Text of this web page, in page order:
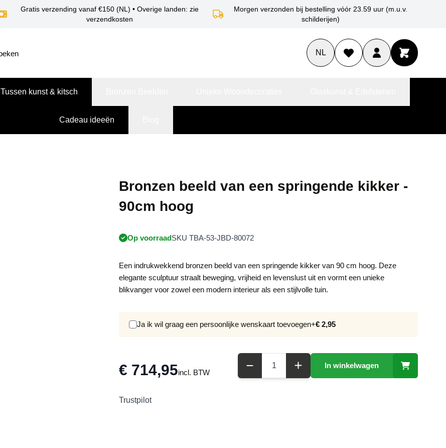
Gratis verzending vanaf €150 (NL) • Overige landen: zie
verzendkosten
Morgen verzonden bij bestelling vóór 23.59 uur (m.u.v.
schilderijen)
NL
Tussen kunst & kitsch
Cadeau ideeën
Bronzen beeld van een springende kikker -
90cm hoog
Op voorraadSKU TBA-53-JBD-80072
Een indrukwekkend bronzen beeld van een springende kikker van 90 cm hoog. Deze
elegante sculptuur straalt beweging, vrijheid en levenslust uit en vormt een unieke
blikvanger voor zowel een modern interieur als een stijlvolle tuin.
Ja ik wil graag een persoonlijke wenskaart toevoegen+€ 2,95
€ 714,95incl. BTW
In winkelwagen
Trustpilot